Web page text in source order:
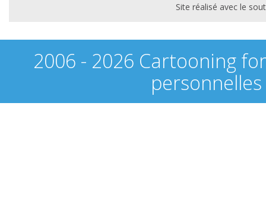
Site réalisé avec le
2006 - 2026 Cartooning
personnelles